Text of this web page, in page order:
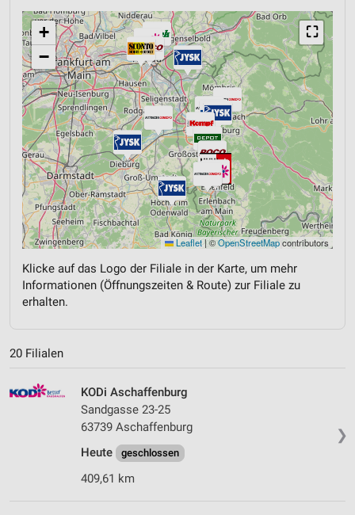
⛶
+
−
Leaflet|©OpenStreetMapcontributors
Klicke auf das Logo der Filiale in der Karte, um mehr
Informationen (Öffnungszeiten & Route) zur Filiale zu
erhalten.
20 Filialen
❯
KODi Aschaffenburg
Sandgasse 23-25
63739 Aschaffenburg
Heute
geschlossen
409,61 km